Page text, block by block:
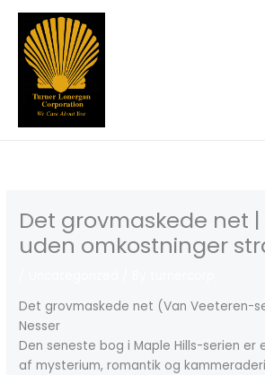
Skip
content
Det grovmaskede net
uden omkostninger
Det grovmaskede net (Van Veeteren-
Nesser
Den seneste bog i Maple Hills-serien er
af mysterium, romantik og